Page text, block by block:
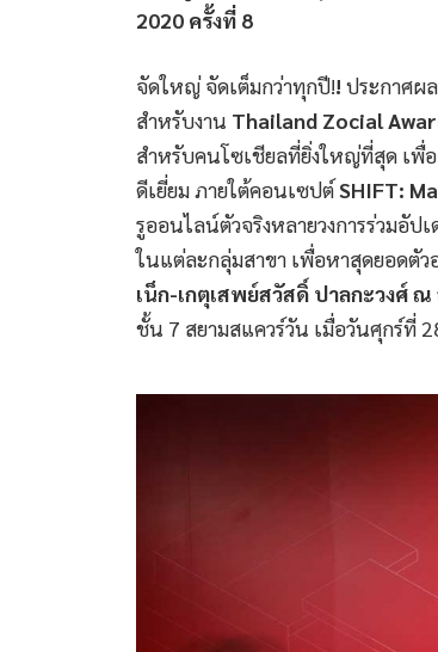
2020 ครั้งที่ 8
จัดใหญ่ จัดเต็มกว่าทุกปี!! ประกาศผ
สำหรับงาน Thailand Zocial
สำหรับคนโซเชียลที่ยิ่งใหญ่ที่สุด เพื่
ดีเยี่ยม ภายใต้คอนเซปต์SHIFT:
รูออนไลน์ตัวจริงหลายวงการร่วมอัปเ
ในแต่ละกลุ่มสาขา เพื่อหาสุดยอดตัว
เน็ก-เกตุเสพย์สวัสดิ์ ปาลกะวงศ์ ณ
ชั้น 7 สยามสแควร์วัน เมื่อวันศุกร์ที่